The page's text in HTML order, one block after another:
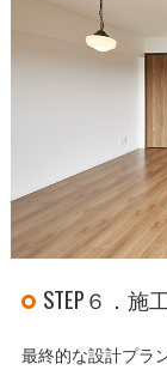
STEP６．施
最終的な設計プラ